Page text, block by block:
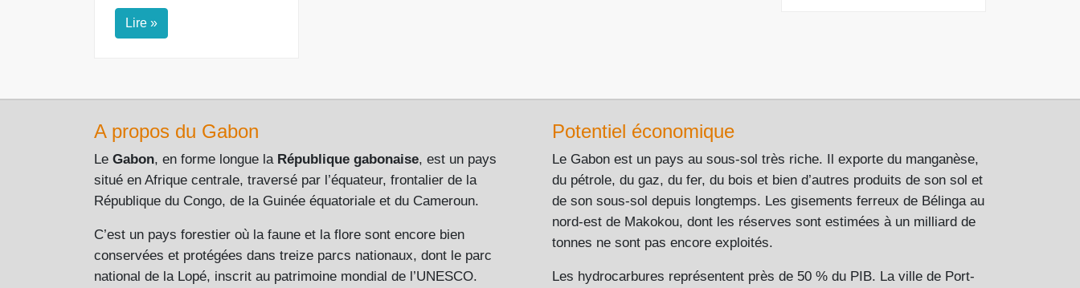
Lire »
A propos du Gabon
Le Gabon, en forme longue la République gabonaise, est un pays
situé en Afrique centrale, traversé par l’équateur, frontalier de la
République du Congo, de la Guinée équatoriale et du Cameroun.
C’est un pays forestier où la faune et la flore sont encore bien
conservées et protégées dans treize parcs nationaux, dont le parc
national de la Lopé, inscrit au patrimoine mondial de l’UNESCO.
Potentiel économique
Le Gabon est un pays au sous-sol très riche. Il exporte du manganèse,
du pétrole, du gaz, du fer, du bois et bien d’autres produits de son sol et
de son sous-sol depuis longtemps. Les gisements ferreux de Bélinga au
nord-est de Makokou, dont les réserves sont estimées à un milliard de
tonnes ne sont pas encore exploités.
Les hydrocarbures représentent près de 50 % du PIB. La ville de Port-